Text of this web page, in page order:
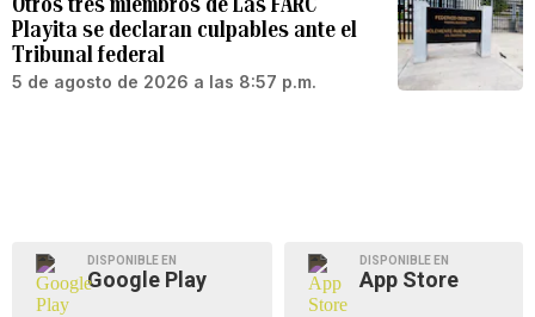
Playita se declaran culpables ante el
Tribunal federal
5 de agosto de 2026 a las 8:57 p.m.
DISPONIBLE EN
Google Play
DISPONIBLE EN
App Store